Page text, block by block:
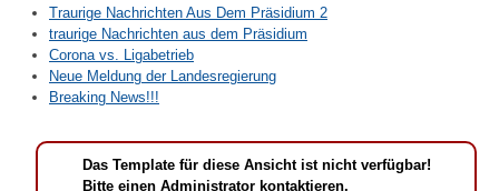
Traurige Nachrichten Aus Dem Präsidium 2
traurige Nachrichten aus dem Präsidium
Corona vs. Ligabetrieb
Neue Meldung der Landesregierung
Breaking News!!!
Das Template für diese Ansicht ist nicht verfügbar!
Bitte einen Administrator kontaktieren.